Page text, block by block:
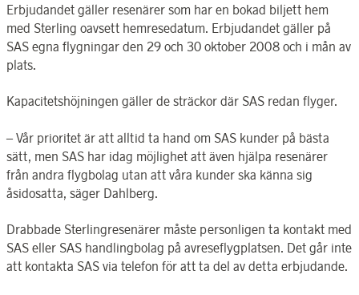
Erbjudandet gäller resenärer som har en bokad biljett hem
med Sterling oavsett hemresedatum. Erbjudandet gäller på
SAS egna flygningar den 29 och 30 oktober 2008 och i mån av
plats.
Kapacitetshöjningen gäller de sträckor där SAS redan flyger.
– Vår prioritet är att alltid ta hand om SAS kunder på bästa
sätt, men SAS har idag möjlighet att även hjälpa resenärer
från andra flygbolag utan att våra kunder ska känna sig
åsidosatta, säger Dahlberg.
Drabbade Sterlingresenärer måste personligen ta kontakt med
SAS eller SAS handlingbolag på avreseflygplatsen. Det går inte
att kontakta SAS via telefon för att ta del av detta erbjudande.